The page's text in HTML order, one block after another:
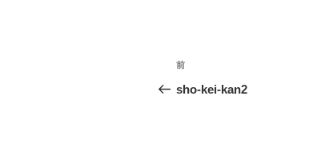
投
稿
前
の
前
sho-kei-kan2